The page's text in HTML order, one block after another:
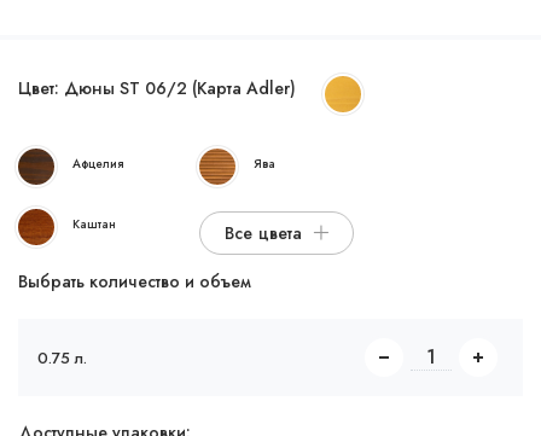
Цвет: Дюны ST 06/2 (Карта Adler)
Афцелия Ява
Каштан
Все цвета
Выбрать количество и объем
0.75 л.